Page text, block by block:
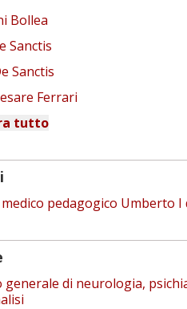
Bollea
Sanctis
Sanctis
Ferrari
tutto
pedagogico Umberto I
generale di neurologia,